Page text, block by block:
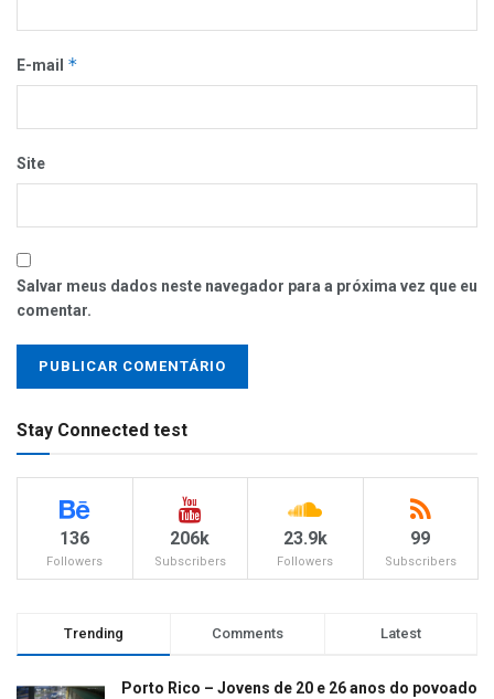
E-mail *
Site
Salvar meus dados neste navegador para a próxima vez que eu
comentar.
Stay Connected test
136
Followers
206k
Subscribers
23.9k
Followers
99
Subscribers
Trending Comments Latest
Porto Rico – Jovens de 20 e 26 anos do povoado